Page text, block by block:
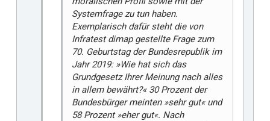
Systemfrage zu tun haben.
Exemplarisch dafür steht die von
Infratest dimap gestellte Frage zum
70. Geburtstag der Bundesrepublik im
Jahr 2019: »Wie hat sich das
Grundgesetz Ihrer Meinung nach alles
in allem bewährt?« 30 Prozent der
Bundesbürger meinten »sehr gut« und
58 Prozent »eher gut«. Nach